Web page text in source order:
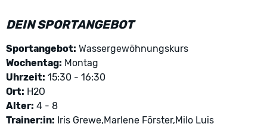
DEIN SPORTANGEBOT
Sportangebot: Wassergewöhnungskurs
Wochentag: Montag
Uhrzeit: 15:30 - 16:30
Ort: H2O
Alter: 4 - 8
Trainer:in: Iris Grewe,Marlene Förster,Milo Luis